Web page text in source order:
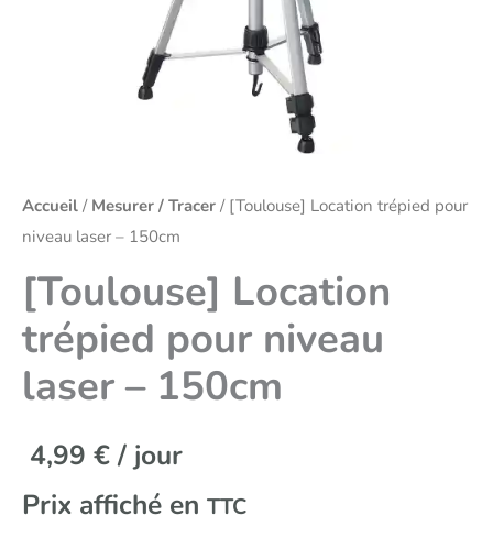
Accueil / Mesurer / Tracer / [Toulouse] Location trépied pour
niveau laser – 150cm
[Toulouse] Location
trépied pour niveau
laser – 150cm
4,99 €/ jour
Prix affiché en TTC